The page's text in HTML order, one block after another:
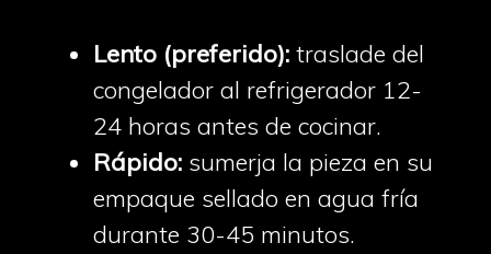
Lento (preferido): traslade del
congelador al refrigerador 12-
24 horas antes de cocinar.
Rápido: sumerja la pieza en su
empaque sellado en agua fría
durante 30-45 minutos.